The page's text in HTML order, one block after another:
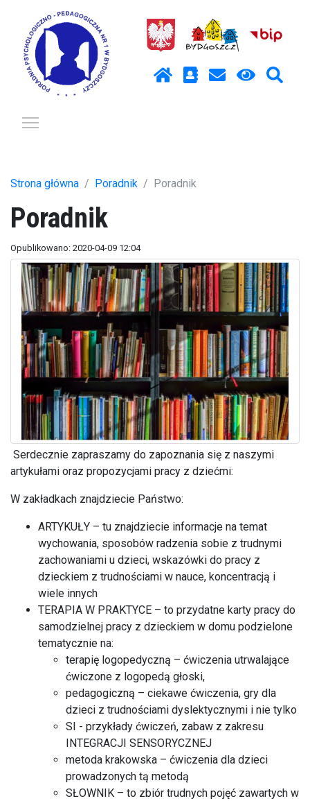
Strona główna Poradnik Poradnik
Poradnik
Opublikowano: 2020-04-09 12:04
Serdecznie zapraszamy do zapoznania się z naszymi
artykułami oraz propozycjami pracy z dziećmi:
W zakładkach znajdziecie Państwo:
ARTYKUŁY – tu znajdziecie informacje na temat
wychowania, sposobów radzenia sobie z trudnymi
zachowaniami u dzieci, wskazówki do pracy z
dzieckiem z trudnościami w nauce, koncentracją i
wiele innych
TERAPIA W PRAKTYCE – to przydatne karty pracy do
samodzielnej pracy z dzieckiem w domu podzielone
tematycznie na:
terapię logopedyczną – ćwiczenia utrwalające
ćwiczone z logopedą głoski,
pedagogiczną – ciekawe ćwiczenia, gry dla
dzieci z trudnościami dyslektycznymi i nie tylko
SI - przykłady ćwiczeń, zabaw z zakresu
INTEGRACJI SENSORYCZNEJ
metoda krakowska – ćwiczenia dla dzieci
prowadzonych tą metodą
SŁOWNIK – to zbiór trudnych pojęć zawartych w